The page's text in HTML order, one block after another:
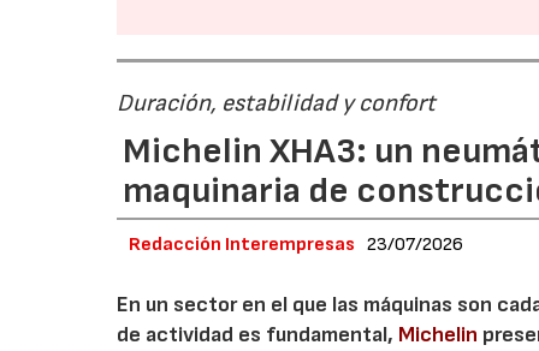
Duración, estabilidad y confort
Michelin XHA3: un
maquinaria de
Redacción Interempresas 23/07/2026
En un sector en el que las máquinas son
de actividad es fundamental, Michelin